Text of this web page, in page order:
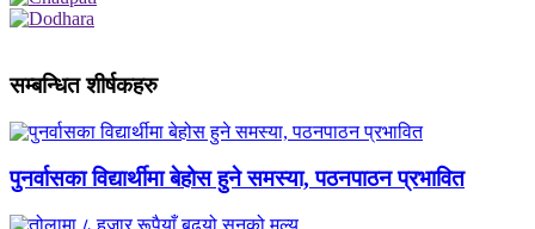
सम्बन्धित शीर्षकहरु
पुनर्वासका विद्यार्थीमा बेहोस हुने समस्या, पठनपाठन प्रभावित